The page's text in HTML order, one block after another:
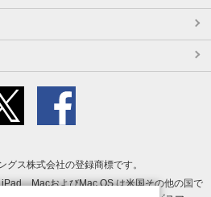
ス株式会社の登録商標です。
、MacおよびMac OS は米国その他の国で